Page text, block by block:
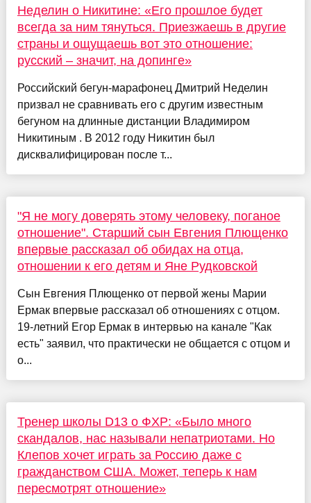
Неделин о Никитине: «Его прошлое будет
всегда за ним тянуться. Приезжаешь в другие
страны и ощущаешь вот это отношение:
русский – значит, на допинге»
Российский бегун-марафонец Дмитрий Неделин
призвал не сравнивать его с другим известным
бегуном на длинные дистанции Владимиром
Никитиным . В 2012 году Никитин был
дисквалифицирован после т...
"Я не могу доверять этому человеку, поганое
отношение". Старший сын Евгения Плющенко
впервые рассказал об обидах на отца,
отношении к его детям и Яне Рудковской
Сын Евгения Плющенко от первой жены Марии
Ермак впервые рассказал об отношениях с отцом.
19-летний Егор Ермак в интервью на канале "Как
есть" заявил, что практически не общается с отцом и
о...
Тренер школы D13 о ФХР: «Было много
скандалов, нас называли непатриотами. Но
Клепов хочет играть за Россию даже с
гражданством США. Может, теперь к нам
пересмотрят отношение»